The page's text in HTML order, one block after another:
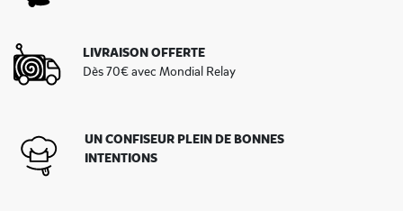
LIVRAISON OFFERTE
Dès 70€ avec Mondial Relay
UN CONFISEUR PLEIN DE BONNES
INTENTIONS